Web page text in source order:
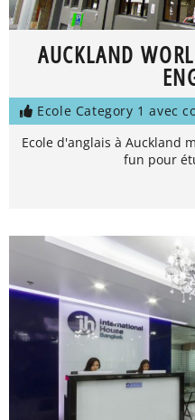
AUCKLAND
Ecole Category 1 avec
Ecole d'anglais à Auckland
fun pour